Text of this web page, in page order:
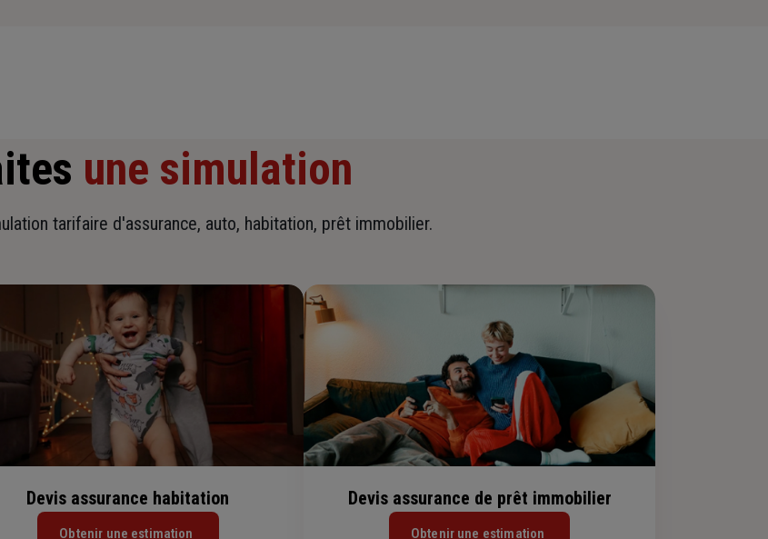
une simulation
tarifaire d'assurance, auto, habitation, prêt immobilier.
Devis assurance habitation
Obtenir une estimation
Devis assurance de prêt immobilier
Obtenir une estimation